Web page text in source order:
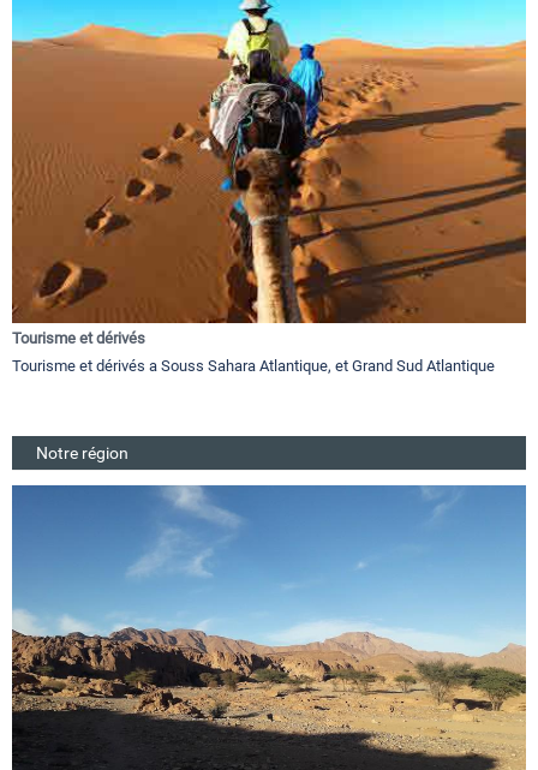
Tourisme et dérivés
Tourisme et dérivés a Souss Sahara Atlantique, et Grand Sud Atlantique
Notre région